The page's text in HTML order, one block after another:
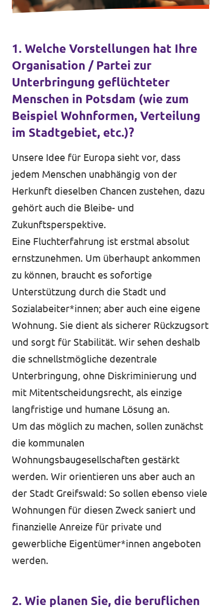
Transparenz
Impressum
1. Welche Vorstellungen hat Ihre
Organisation / Partei zur
Unterbringung geflüchteter
Menschen in Potsdam (wie zum
Beispiel Wohnformen, Verteilung
im Stadtgebiet, etc.)?
Unsere Idee für Europa sieht vor, dass
jedem Menschen unabhängig von der
Herkunft dieselben Chancen zustehen, dazu
gehört auch die Bleibe- und
Zukunftsperspektive.
Eine Fluchterfahrung ist erstmal absolut
ernstzunehmen. Um überhaupt ankommen
zu können, braucht es sofortige
Unterstützung durch die Stadt und
Sozialabeiter*innen; aber auch eine eigene
Wohnung. Sie dient als sicherer Rückzugsort
und sorgt für Stabilität. Wir sehen deshalb
die schnellstmögliche dezentrale
Unterbringung, ohne Diskriminierung und
mit Mitentscheidungsrecht, als einzige
langfristige und humane Lösung an.
Um das möglich zu machen, sollen zunächst
die kommunalen
Wohnungsbaugesellschaften gestärkt
werden. Wir orientieren uns aber auch an
der Stadt Greifswald: So sollen ebenso viele
Wohnungen für diesen Zweck saniert und
finanzielle Anreize für private und
gewerbliche Eigentümer*innen angeboten
werden.
2. Wie planen Sie, die beruflichen